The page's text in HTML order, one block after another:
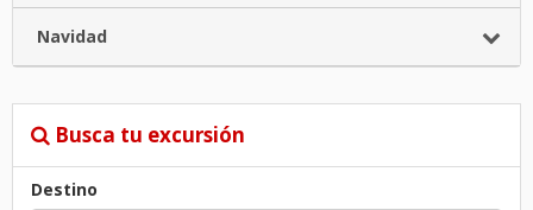
Navidad
Busca tu excursión
Destino